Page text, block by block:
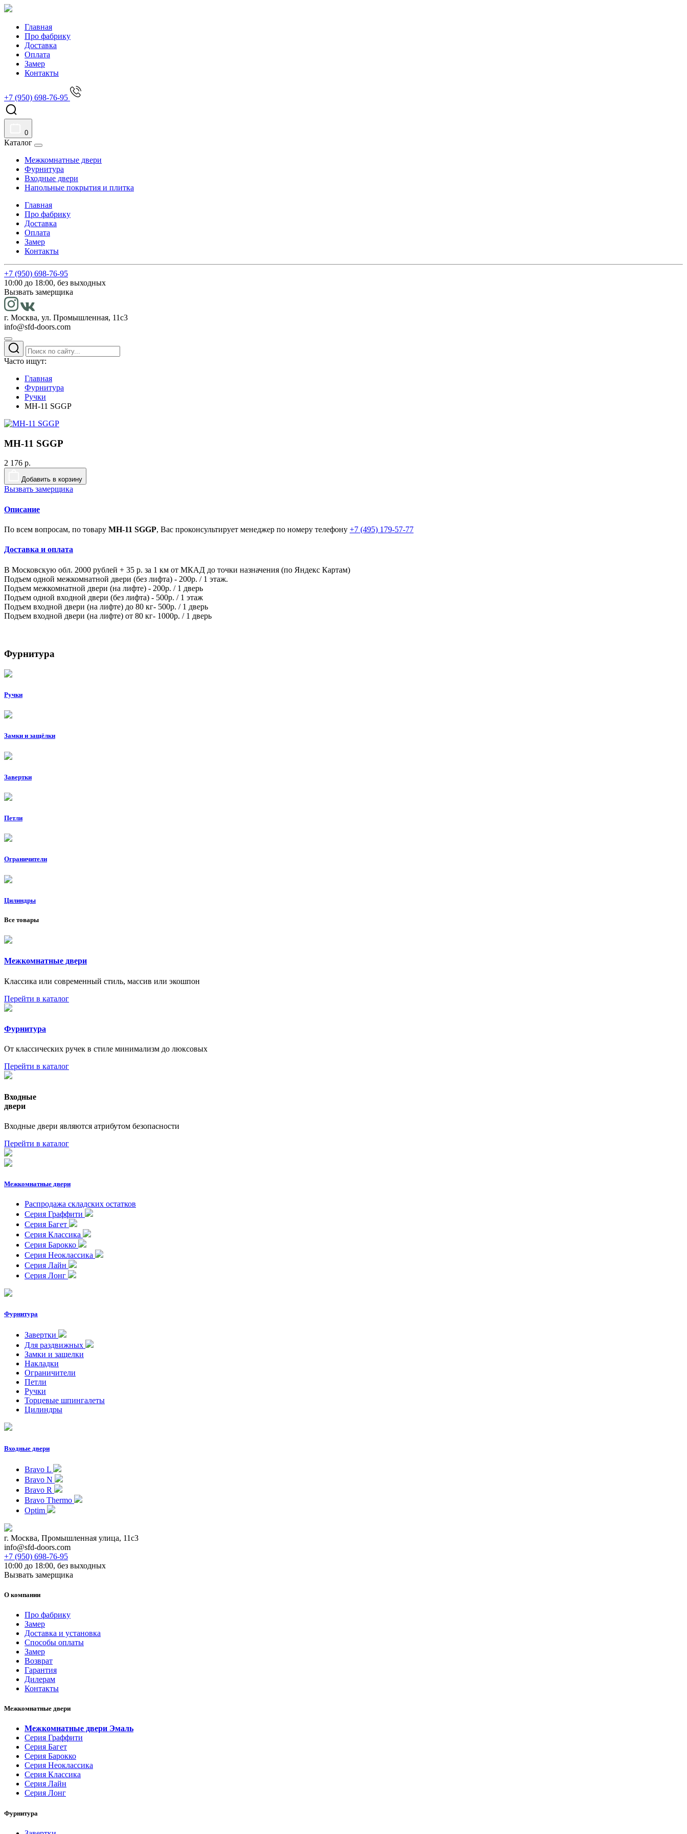
Главная
Про фабрику
Доставка
Оплата
Замер
Контакты
+7 (950) 698-76-95
0
Каталог
Межкомнатные двери
Фурнитура
Входные двери
Напольные покрытия и плитка
Главная
Про фабрику
Доставка
Оплата
Замер
Контакты
+7 (950) 698-76-95
10:00 до 18:00, без выходных
Вызвать замерщика
г. Москва, ул. Промышленная, 11с3
info@sfd-doors.com
Часто ищут:
Главная
Фурнитура
Ручки
MH-11 SGGP
MH-11 SGGP
2 176 р.
Добавить в корзину
Вызвать замерщика
Описание
По всем вопросам, по товару MH-11 SGGP, Вас проконсультирует менеджер по номеру телефону +7 (495) 179-57-77
Доставка и оплата
В Московскую обл. 2000 рублей + 35 р. за 1 км от МКАД до точки назначения (по Яндекс Картам)
Подъем одной межкомнатной двери (без лифта) - 200р. / 1 этаж.
Подъем межкомнатной двери (на лифте) - 200р. / 1 дверь
Подъем одной входной двери (без лифта) - 500р. / 1 этаж
Подъем входной двери (на лифте) до 80 кг- 500р. / 1 дверь
Подъем входной двери (на лифте) от 80 кг- 1000р. / 1 дверь
Фурнитура
Ручки
Замки и защёлки
Завертки
Петли
Ограничители
Цилиндры
Все товары
Межкомнатные двери
Классика или современный стиль, массив или экошпон
Перейти в каталог
Фурнитура
От классических ручек в стиле минимализм до люксовых
Перейти в каталог
Входные
двери
Входные двери являются атрибутом безопасности
Перейти в каталог
Межкомнатные двери
Распродажа складских остатков
Серия Граффити
Серия Багет
Серия Классика
Серия Барокко
Серия Неоклассика
Серия Лайн
Серия Лонг
Фурнитура
Завертки
Для раздвижных
Замки и защелки
Накладки
Ограничители
Петли
Ручки
Торцевые шпингалеты
Цилиндры
Входные двери
Bravo L
Bravo N
Bravo R
Bravo Thermo
Optim
г. Москва, Промышленная улица, 11с3
info@sfd-doors.com
+7 (950) 698-76-95
10:00 до 18:00, без выходных
Вызвать замерщика
О компании
Про фабрику
Замер
Доставка и установка
Способы оплаты
Замер
Возврат
Гарантия
Дилерам
Контакты
Межкомнатные двери
Межкомнатные двери Эмаль
Серия Граффити
Серия Багет
Серия Барокко
Серия Неоклассика
Серия Классика
Серия Лайн
Серия Лонг
Фурнитура